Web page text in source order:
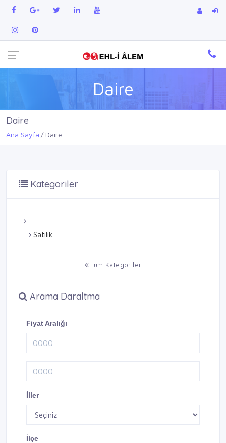
Daire
Daire
Ana Sayfa Daire
Kategoriler
Satılık
Tüm Kategoriler
Arama Daraltma
Fiyat Aralığı
İller
İlçe